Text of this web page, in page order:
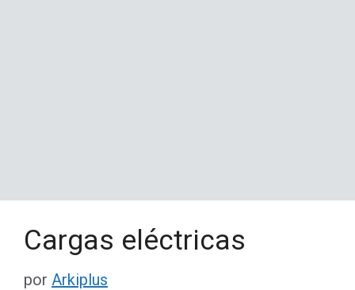
Cargas eléctricas
por Arkiplus